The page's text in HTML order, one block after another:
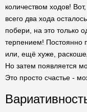
количеством ходов!
всего два хода
побери, на это только
терпением! Постоянно
или, ещё хуже,
Но затем появляется
Это просто счастье -